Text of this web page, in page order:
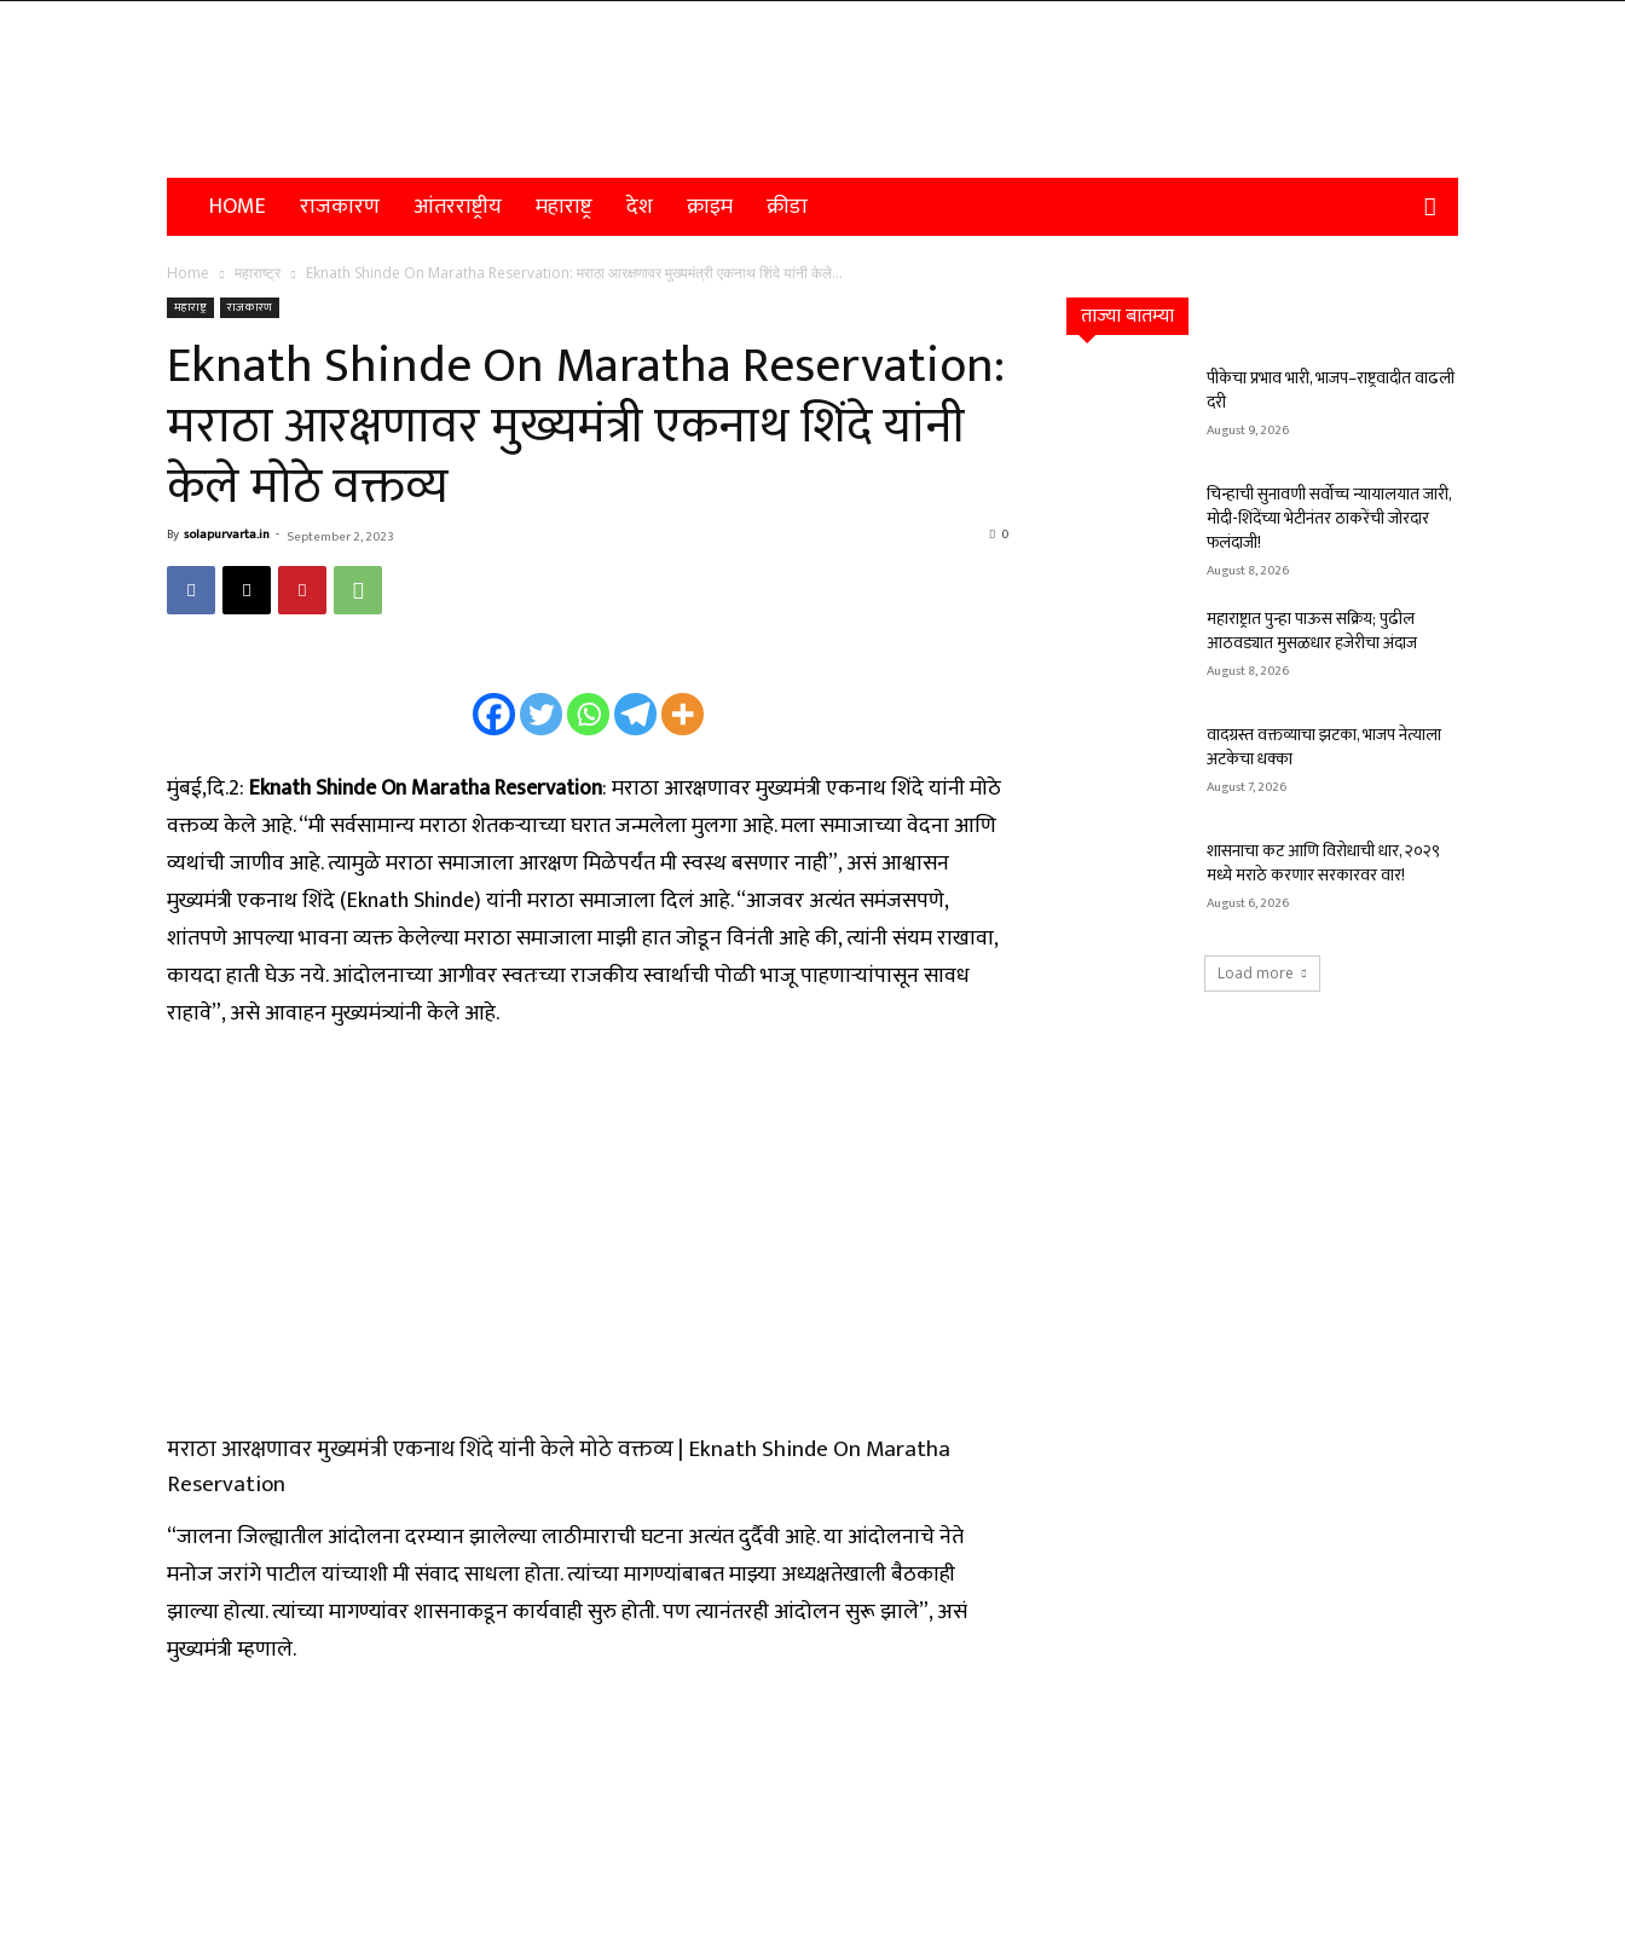
HOME राजकारण आंतरराष्ट्रीय महाराष्ट्र देश क्राइम क्रीडा
Home महाराष्ट्र Eknath Shinde On Maratha Reservation: मराठा आरक्षणावर मुख्यमंत्री एकनाथ शिंदे यांनी केले...
महाराष्ट्र राजकारण
Eknath Shinde On Maratha Reservation:
मराठा आरक्षणावर मुख्यमंत्री एकनाथ शिंदे यांनी
केले मोठे वक्तव्य
By solapurvarta.in - September 2, 2023 0
मुंबई,दि.2: Eknath Shinde On Maratha Reservation: मराठा आरक्षणावर मुख्यमंत्री एकनाथ शिंदे यांनी मोठे
वक्तव्य केले आहे. “मी सर्वसामान्य मराठा शेतकऱ्याच्या घरात जन्मलेला मुलगा आहे. मला समाजाच्या वेदना आणि
व्यथांची जाणीव आहे. त्यामुळे मराठा समाजाला आरक्षण मिळेपर्यंत मी स्वस्थ बसणार नाही”, असं आश्वासन
मुख्यमंत्री एकनाथ शिंदे (Eknath Shinde) यांनी मराठा समाजाला दिलं आहे. “आजवर अत्यंत समंजसपणे,
शांतपणे आपल्या भावना व्यक्त केलेल्या मराठा समाजाला माझी हात जोडून विनंती आहे की, त्यांनी संयम राखावा,
कायदा हाती घेऊ नये. आंदोलनाच्या आगीवर स्वतःच्या राजकीय स्वार्थाची पोळी भाजू पाहणाऱ्यांपासून सावध
राहावे”, असे आवाहन मुख्यमंत्र्यांनी केले आहे.
मराठा आरक्षणावर मुख्यमंत्री एकनाथ शिंदे यांनी केले मोठे वक्तव्य | Eknath Shinde On Maratha
Reservation
“जालना जिल्ह्यातील आंदोलना दरम्यान झालेल्या लाठीमाराची घटना अत्यंत दुर्दैवी आहे. या आंदोलनाचे नेते
मनोज जरांगे पाटील यांच्याशी मी संवाद साधला होता. त्यांच्या मागण्यांबाबत माझ्या अध्यक्षतेखाली बैठकाही
झाल्या होत्या. त्यांच्या मागण्यांवर शासनाकडून कार्यवाही सुरु होती. पण त्यानंतरही आंदोलन सुरू झाले”, असं
मुख्यमंत्री म्हणाले.
ताज्या बातम्या
पीकेचा प्रभाव भारी, भाजप–राष्ट्रवादीत वाढली
दरी
August 9, 2026
चिन्हाची सुनावणी सर्वोच्च न्यायालयात जारी,
मोदी-शिंदेंच्या भेटीनंतर ठाकरेंची जोरदार
फलंदाजी!
August 8, 2026
महाराष्ट्रात पुन्हा पाऊस सक्रिय; पुढील
आठवड्यात मुसळधार हजेरीचा अंदाज
August 8, 2026
वादग्रस्त वक्तव्याचा झटका, भाजप नेत्याला
अटकेचा धक्का
August 7, 2026
शासनाचा कट आणि विरोधाची धार, २०२९
मध्ये मराठे करणार सरकारवर वार!
August 6, 2026
Load more